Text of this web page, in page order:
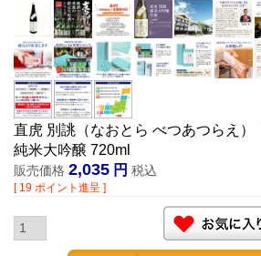
直虎 別誂（なおとら べつあつらえ）
純米大吟醸 720ml
販売価格 2,035 税込
[ 19 ポイント進呈 ]